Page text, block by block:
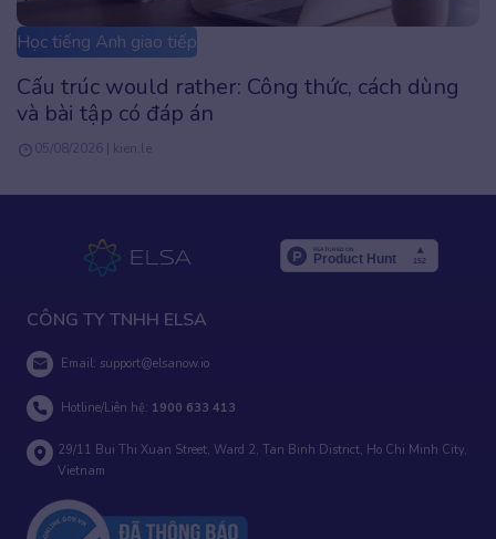
Học tiếng Anh giao tiếp
Cấu trúc would rather: Công thức, cách dùng
và bài tập có đáp án
05/08/2026 | kien.le
CÔNG TY TNHH ELSA
Email: support@elsanow.io
Hotline/Liên hệ: 1900 633 413
29/11 Bui Thi Xuan Street, Ward 2, Tan Binh District, Ho Chi Minh City,
Vietnam